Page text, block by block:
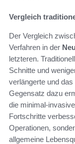
Vergleich
Der Vergleich
Verfahren in der
letzteren.
Schnitte und
verlängerte und
Gegensatz dazu
die minimal-
Fortschritte
Operationen,
allgemeine